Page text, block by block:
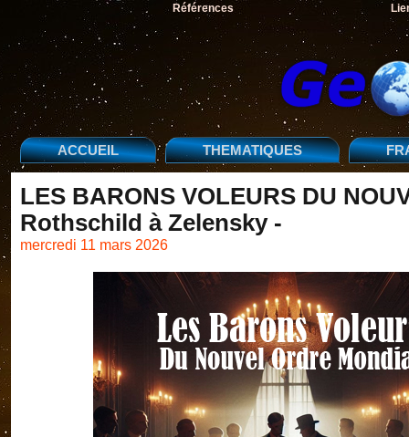
Références
ACCUEIL THEMATIQUES
LES BARONS VOLEURS DU
Rothschild à Zelensky -
mercredi 11 mars 2026